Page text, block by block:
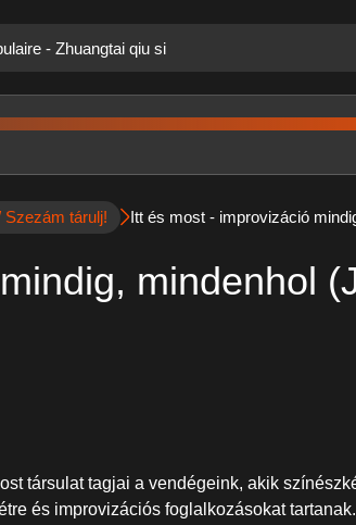
- Zhuangtai qiu si
Szezám tárulj! Itt és most - improvizáció
mindenhol
társulat tagjai a vendégeink, akik
és improvizációs foglalkozásokat